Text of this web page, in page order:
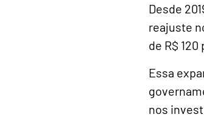
Desde
reajuste
de R$
Essa
nos